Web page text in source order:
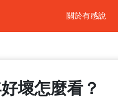
關於有感說
壞怎麼看？